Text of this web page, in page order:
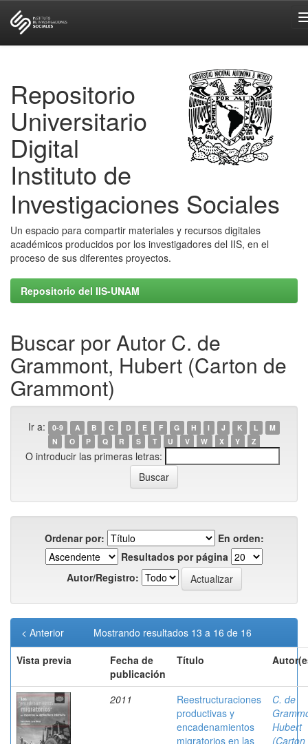
Repositorio
Universitario
Digital
Instituto de
Investigaciones Sociales
Un espacio para compartir materiales y recursos digitales
académicos producidos por los investigadores del IIS, en el
proceso de sus diferentes proyectos.
Repositorio del IIS-UNAM
Buscar por Autor C. de
Grammont, Hubert (Carton de
Grammont)
Ir a: 0-9 A B C D E F G H I J K L
M
N
O P Q R S T U V W X Y Z
O introducir las primeras letras:
Ordenar por:
En orden:
Resultados por página
Autor/Registro:
Mostrando resultados 13 a 16 de 16
< Anterior
Vista previa
Fecha de
publicación
Título
2011
Reestructuraciones
productivas y
encadenamientos
migratorios en las
C. de
Hubert
(Carton